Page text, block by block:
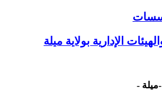
الإدارية بولاية ميلة